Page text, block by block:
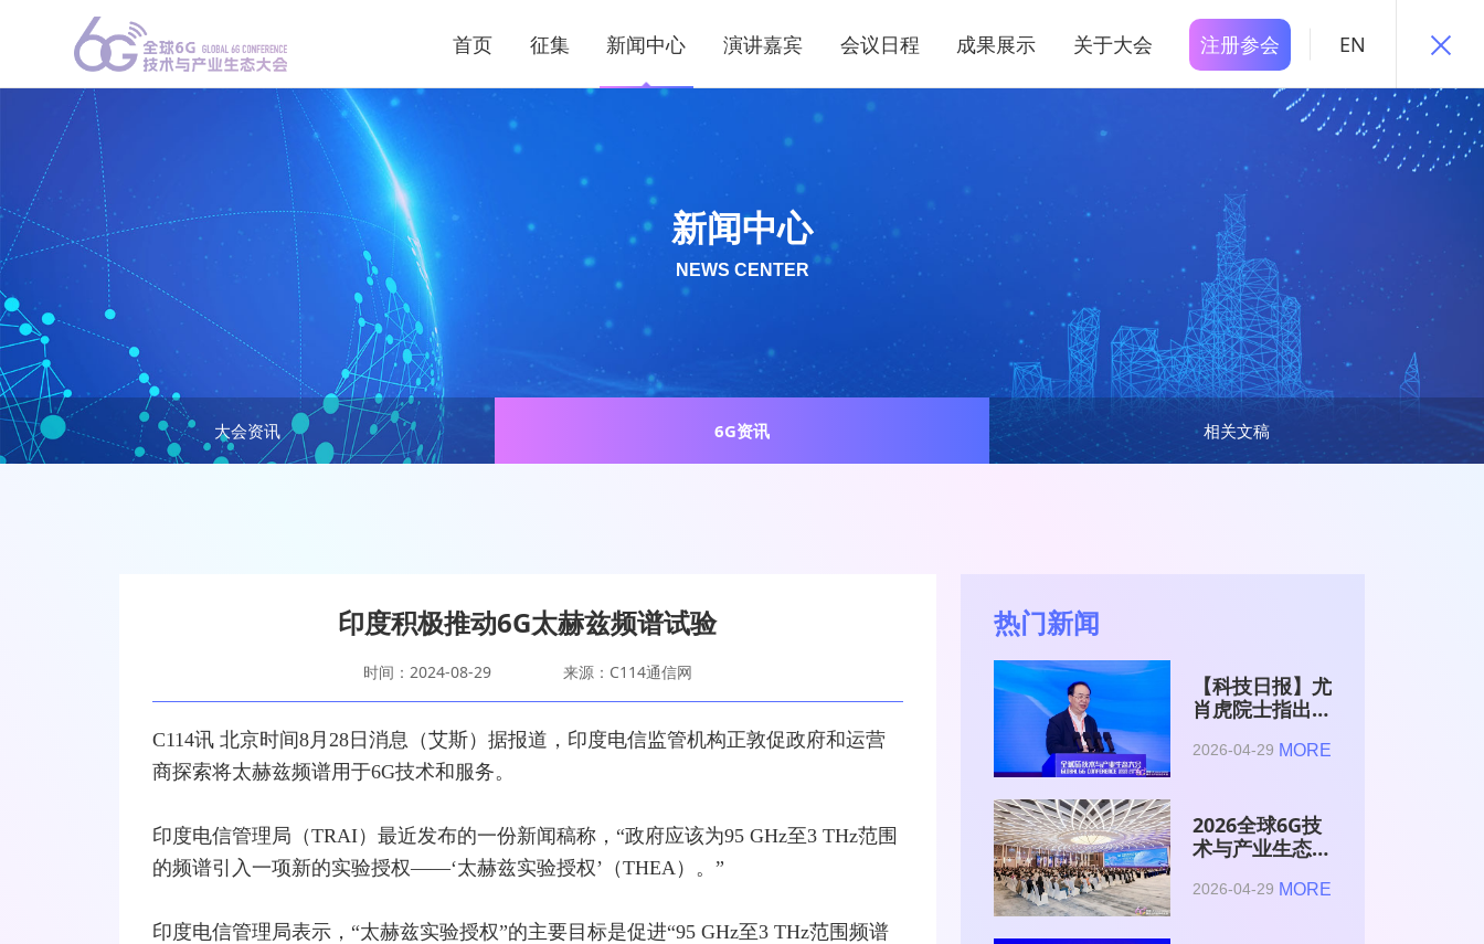
首页 征集 新闻中心 演讲嘉宾 会议日程 成果展示 关于大会 注册参会 EN
大会资讯 6G资讯 相关文稿
新闻中心
NEWS CENTER
印度积极推动6G太赫兹频谱试验
时间：2024-08-29 来源：C114通信网
C114讯 北京时间8月28日消息（艾斯）据报道，印度电信监管机构正敦促政府和运营
商探索将太赫兹频谱用于6G技术和服务。
印度电信管理局（TRAI）最近发布的一份新闻稿称，“政府应该为95 GHz至3 THz范围
的频谱引入一项新的实验授权——‘太赫兹实验授权’（THEA）。”
印度电信管理局表示，“太赫兹实验授权”的主要目标是促进“95 GHz至3 THz范围频谱
热门新闻
【科技日报】尤
肖虎院士指出
是赋能AI的发
2026-04-29 MORE
2026全球6G技
术与产业生态大
2026-04-29 MORE